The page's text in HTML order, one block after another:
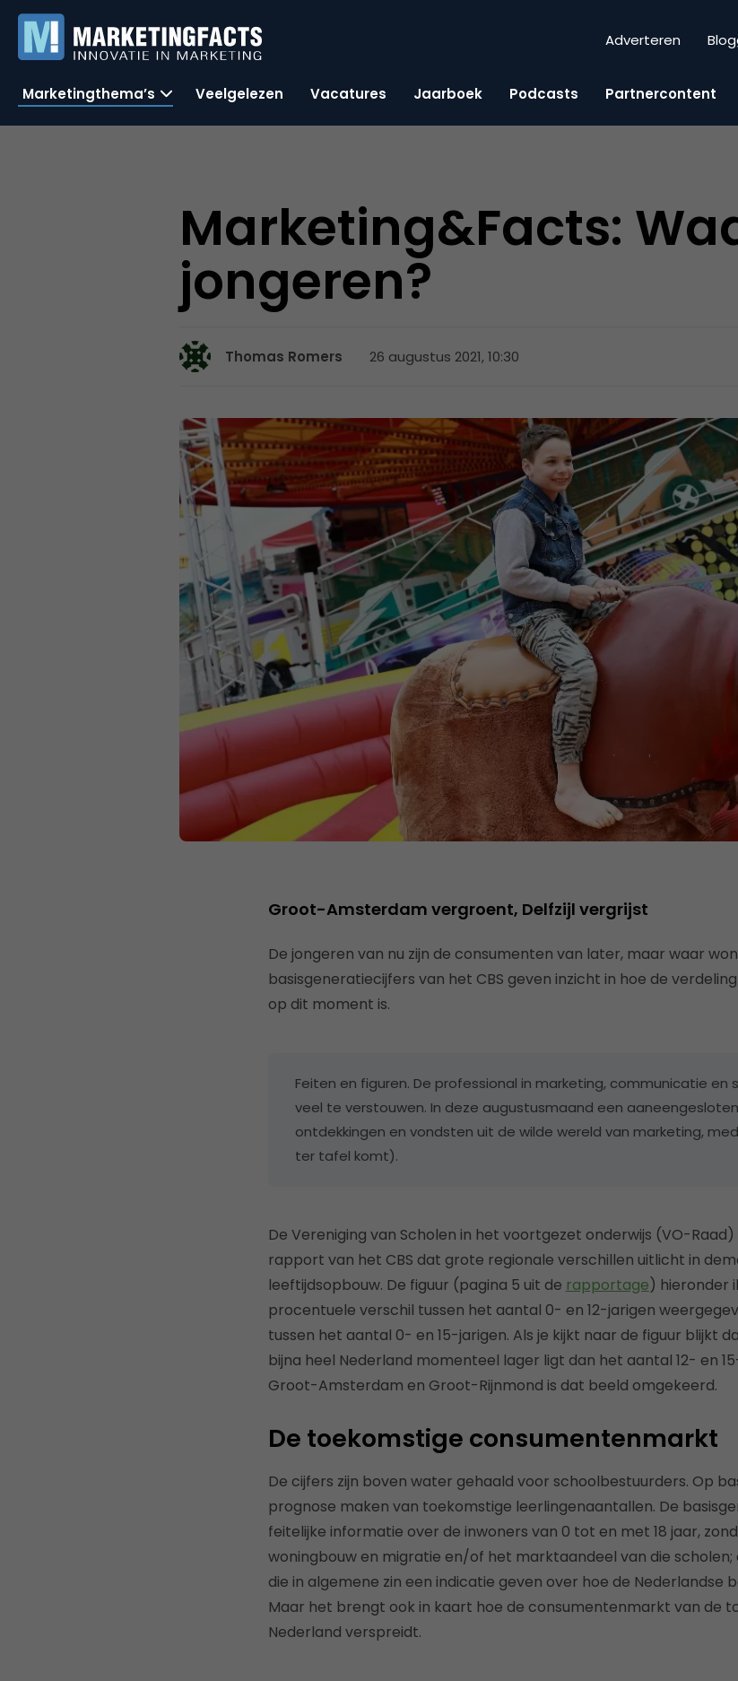
Adverteren
Marketingthema’s Veelgelezen Vacatures Jaarboek Podcasts Partnercontent
Marketing&Facts:
jongeren?
Thomas Romers 26 augustus 2021, 10:30
Groot-Amsterdam vergroent, Delfzijl vergrijst
De jongeren van nu zijn de consumenten van later, maar waar
basisgeneratiecijfers van het CBS geven inzicht in hoe de
op dit moment is.
Feiten en figuren. De professional in marketing, communicatie en
veel te verstouwen. In deze augustusmaand een
ontdekkingen en vondsten uit de wilde wereld van marketing,
ter tafel komt).
De Vereniging van Scholen in het voortgezet onderwijs (VO-
rapport van het CBS dat grote regionale verschillen uitlicht in
leeftijdsopbouw. De figuur (pagina 5 uit de rapportage) hieronder
procentuele verschil tussen het aantal 0- en 12-jarigen
tussen het aantal 0- en 15-jarigen. Als je kijkt naar de figuur blijkt
bijna heel Nederland momenteel lager ligt dan het aantal 12- en
Groot-Amsterdam en Groot-Rijnmond is dat beeld omgekeerd.
De toekomstige consumentenmarkt
De cijfers zijn boven water gehaald voor schoolbestuurders. Op
prognose maken van toekomstige leerlingenaantallen. De
feitelijke informatie over de inwoners van 0 tot en met 18 jaar,
woningbouw en migratie en/of het marktaandeel van die
die in algemene zin een indicatie geven over hoe de Nederlandse
Maar het brengt ook in kaart hoe de consumentenmarkt van de
Nederland verspreidt.